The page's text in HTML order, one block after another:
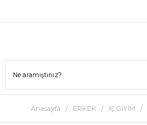
Anasayfa ERKEK İÇ GİYİM